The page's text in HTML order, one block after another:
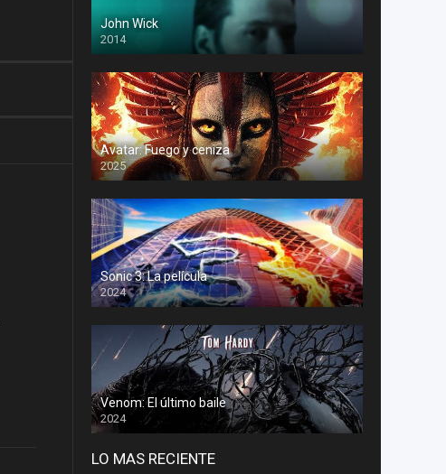
John Wick
2014
Avatar: Fuego y ceniza
2025
Sonic 3: La película
2024
Venom: El último baile
2024
LO MAS RECIENTE